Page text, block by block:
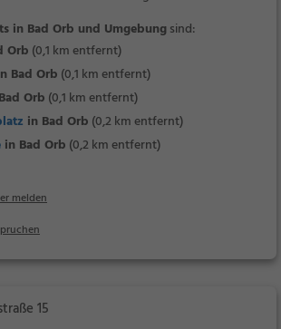
in Bad Orb und Umgebungsind:
Orb (0,1 km entfernt)
Bad Orb (0,1 km entfernt)
Orb (0,1 km entfernt)
in Bad Orb (0,2 km entfernt)
in Bad Orb (0,2 km entfernt)
melden
15